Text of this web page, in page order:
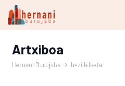
Artxiboa
Hernani Burujabe hazi bilketa